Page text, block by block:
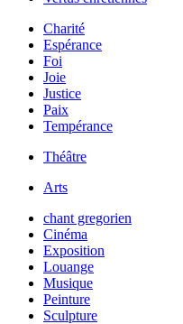
Charité
Espérance
Foi
Joie
Justice
Paix
Tempérance
Théâtre
Arts
chant gregorien
Cinéma
Exposition
Louange
Musique
Peinture
Sculpture